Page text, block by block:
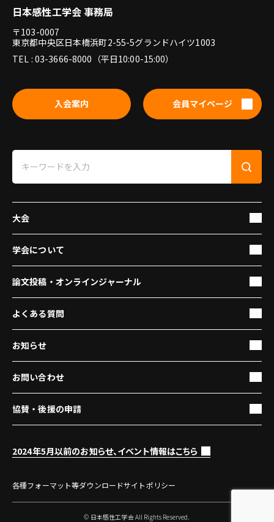
日本感性工学会 事務局
〒103-0007
東京都中央区日本橋浜町2-55-5グランドハイツ1003
TEL : 03-3666-8000（平日10:00-15:00）
入会案内 会員マイページ
大会
学会について
論文投稿・オンラインジャーナル
よくある質問
お知らせ
お問い合わせ
協賛・後援の申請
2024年5月以前のお知らせ、イベント情報はこちら
各種フォーマット等ダウンロードサイトポリシー
© 日本感性工学会 All Rights Reserved.